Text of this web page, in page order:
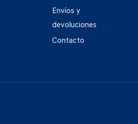
Envíos y
devoluciones
Contacto